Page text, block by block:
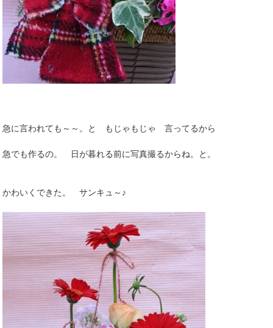
急に言われても～～。と もじゃもじゃ 言ってるから
急でも作るの。 日が暮れる前に写真撮るからね。と。
かわいくできた。 サンキュ～♪